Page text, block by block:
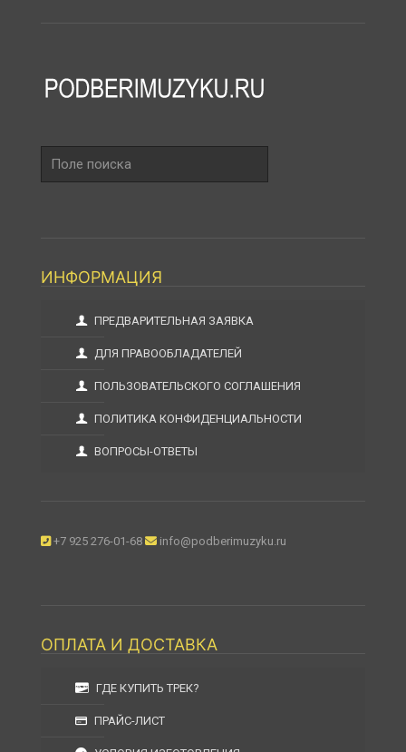
поиска
ИНФОРМАЦИЯ
ПРЕДВАРИТЕЛЬНАЯ ЗАЯВКА
ДЛЯ ПРАВООБЛАДАТЕЛЕЙ
ПОЛЬЗОВАТЕЛЬСКОГО СОГЛАШЕНИЯ
ПОЛИТИКА КОНФИДЕНЦИАЛЬНОСТИ
ВОПРОСЫ-ОТВЕТЫ
+7 925 276-01-68 info@podberimuzyku.ru
ОПЛАТА И ДОСТАВКА
ГДЕ КУПИТЬ ТРЕК?
ПРАЙС-ЛИСТ